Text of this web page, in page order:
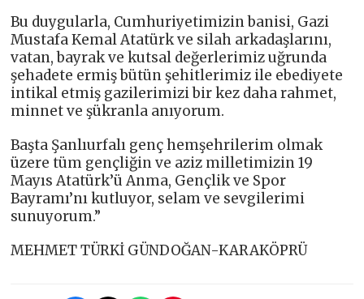
Bu duygularla, Cumhuriyetimizin banisi, Gazi
Mustafa Kemal Atatürk ve silah arkadaşlarını,
vatan, bayrak ve kutsal değerlerimiz uğrunda
şehadete ermiş bütün şehitlerimiz ile ebediyete
intikal etmiş gazilerimizi bir kez daha rahmet,
minnet ve şükranla anıyorum.
Başta Şanlıurfalı genç hemşehrilerim olmak
üzere tüm gençliğin ve aziz milletimizin 19
Mayıs Atatürk’ü Anma, Gençlik ve Spor
Bayramı’nı kutluyor, selam ve sevgilerimi
sunuyorum.”
MEHMET TÜRKİ GÜNDOĞAN-KARAKÖPRÜ